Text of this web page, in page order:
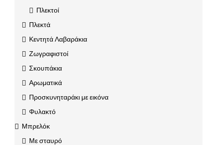
Πλεκτοί
Πλεκτά
Κεντητά Λαβαράκια
Ζωγραφιστοί
Σκουπάκια
Αρωματικά
Προσκυνηταράκι με εικόνα
Φυλακτό
Μπρελόκ
Με σταυρό